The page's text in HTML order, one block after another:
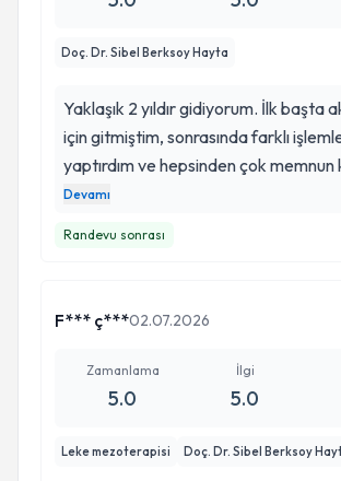
Doç. Dr. Sibel Berksoy Hayta
Yaklaşık 2 yıldır gidiyorum. İlk başta
için gitmiştim, sonrasında farklı
yaptırdım ve hepsinden çok memnun
Doktorum gerçekten çok ilgili, her
Devamı
Randevu sonrası
F*** ç***02.07.2026
Zamanlama
5.0
İlgi
5.0
Leke mezoterapisi Doç. Dr. Sibel Berksoy